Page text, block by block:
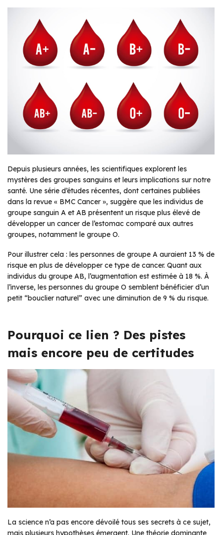
Depuis plusieurs années, les scientifiques explorent les
mystères des groupes sanguins et leurs implications sur notre
santé. Une série d’études récentes, dont certaines publiées
dans la revue « BMC Cancer », suggère que les individus de
groupe sanguin A et AB présentent un risque plus élevé de
développer un cancer de l’estomac comparé aux autres
groupes, notamment le groupe O.
Pour illustrer cela : les personnes de groupe A auraient 13 % de
risque en plus de développer ce type de cancer. Quant aux
individus du groupe AB, l’augmentation est estimée à 18 %. À
l’inverse, les personnes du groupe O semblent bénéficier d’un
petit “bouclier naturel” avec une diminution de 9 % du risque.
Pourquoi ce lien ? Des pistes
mais encore peu de certitudes
La science n’a pas encore dévoilé tous ses secrets à ce sujet,
mais plusieurs hypothèses émergent. Une théorie dominante